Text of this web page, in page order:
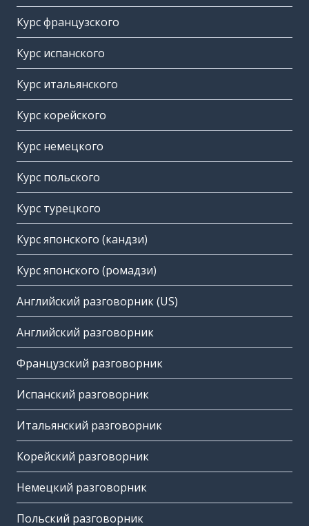
Курс французского
Курс испанского
Курс итальянского
Курс корейского
Курс немецкого
Курс польского
Курс турецкого
Курс японского (кандзи)
Курс японского (ромадзи)
Английский разговорник (US)
Английский разговорник
Французский разговорник
Испанский разговорник
Итальянский разговорник
Корейский разговорник
Немецкий разговорник
Польский разговорник